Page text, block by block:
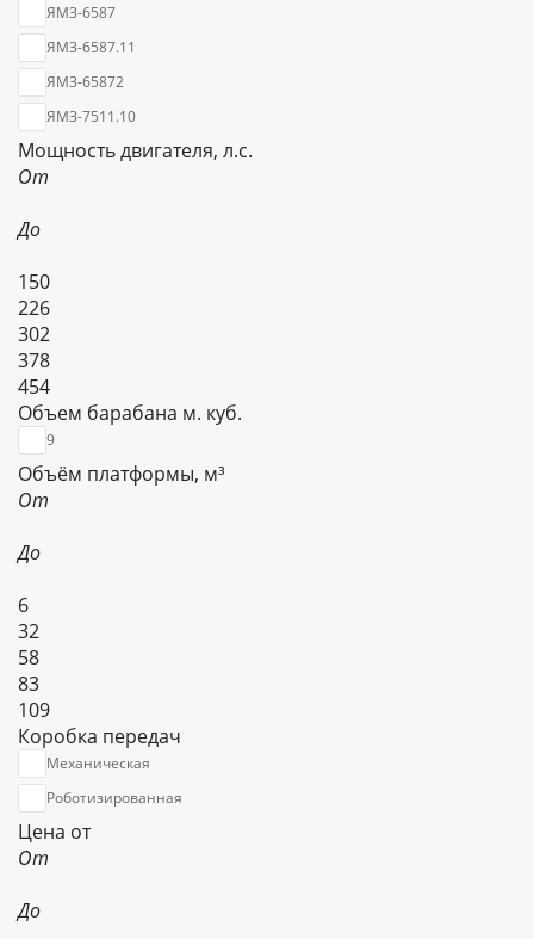
ЯМЗ-6587
ЯМЗ-6587.11
ЯМЗ-65872
ЯМЗ-7511.10
Мощность двигателя, л.с.
От
До
150
226
302
378
454
Объем барабана м. куб.
9
Объём платформы, м³
От
До
6
32
58
83
109
Коробка передач
Механическая
Роботизированная
Цена от
От
До